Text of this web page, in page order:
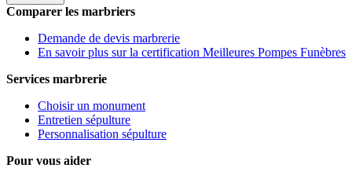
Comparer les marbriers
Demande de devis marbrerie
En savoir plus sur la certification Meilleures Pompes Funèbres
Services marbrerie
Choisir un monument
Entretien sépulture
Personnalisation sépulture
Pour vous aider